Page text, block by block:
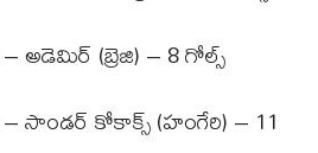
అడెమిర్ (బ్రెజి) – 8 గోల్స్
సాండర్ కోకాక్స్ (హంగేరి) – 11